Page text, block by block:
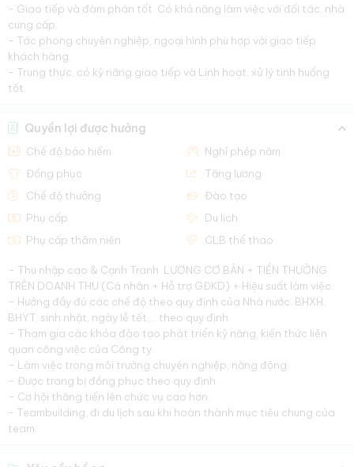
- Giao tiếp và đàm phán tốt: Có khả năng làm việc với đối tác, nhà
cung cấp.
- Tác phong chuyên nghiệp, ngoại hình phù hợp với giao tiếp
khách hàng.
- Trung thực, có kỹ năng giao tiếp và Linh hoạt, xử lý tình huống
tốt.
Quyền lợi được hưởng
Chế độ bảo hiểm
Nghỉ phép năm
Đồng phục
Tăng lương
Chế độ thưởng
Đào tạo
Phụ cấp
Du lịch
Phụ cấp thâm niên
CLB thể thao
– Thu nhập cao & Cạnh Tranh: LƯƠNG CƠ BẢN + TIỀN THƯỞNG
TRÊN DOANH THU (Cá nhân + Hỗ trợ GĐKD) + Hiệu suất làm việc.
– Hưởng đầy đủ các chế độ theo quy định của Nhà nước: BHXH,
BHYT, sinh nhật, ngày lễ tết,... theo quy định.
– Tham gia các khóa đào tạo phát triển kỹ năng, kiến thức liên
quan công việc của Công ty.
– Làm việc trong môi trường chuyên nghiệp, năng động.
– Được trang bị đồng phục theo quy định.
– Cơ hội thăng tiến lên chức vụ cao hơn.
- Teambuilding, đi du lịch sau khi hoàn thành mục tiêu chung của
team.